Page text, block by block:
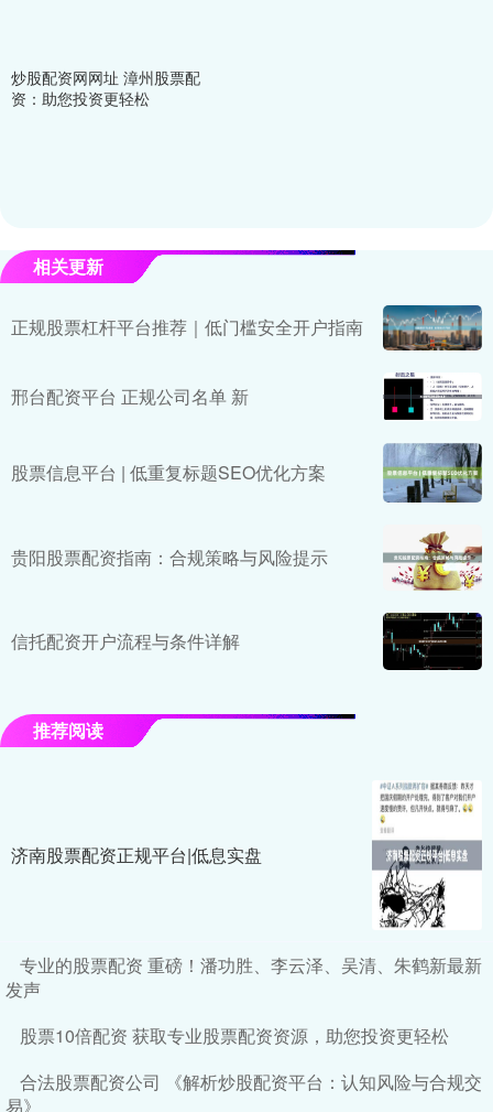
炒股配资网网址 漳州股票配
资：助您投资更轻松
相关更新
正规股票杠杆平台推荐｜低门槛安全开户指南
邢台配资平台 正规公司名单 新
股票信息平台 | 低重复标题SEO优化方案
贵阳股票配资指南：合规策略与风险提示
信托配资开户流程与条件详解
推荐阅读
济南股票配资正规平台|低息实盘
专业的股票配资 重磅！潘功胜、李云泽、吴清、朱鹤新最新
发声
股票10倍配资 获取专业股票配资资源，助您投资更轻松
合法股票配资公司 《解析炒股配资平台：认知风险与合规交
易》